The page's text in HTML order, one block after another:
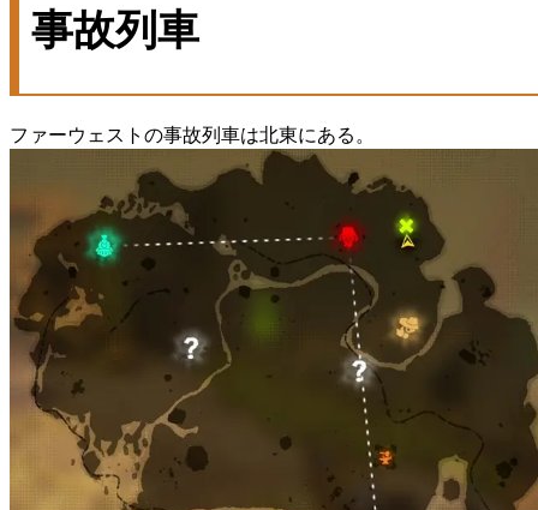
事故列車
ファーウェストの事故列車は北東にある。